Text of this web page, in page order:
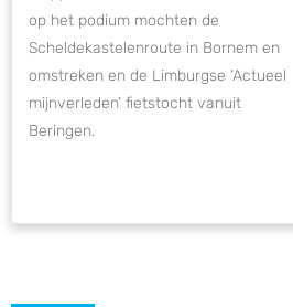
op het podium mochten de
Scheldekastelenroute in Bornem en
omstreken en de Limburgse ‘Actueel
mijnverleden’ fietstocht vanuit
Beringen.